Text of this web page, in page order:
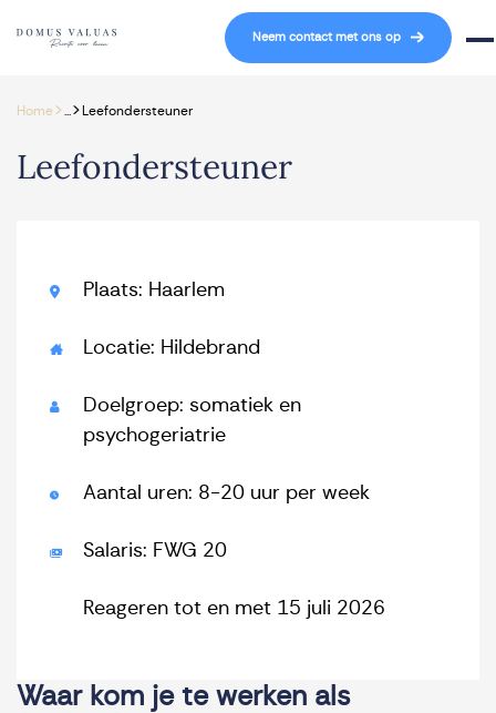
Navigatie overslaan
Neem contact met ons op
Home> > Leefondersteuner
Leefondersteuner
Plaats: Haarlem
Locatie: Hildebrand
Doelgroep: somatiek en
psychogeriatrie
Aantal uren: 8-20 uur per week
Salaris: FWG 20
Reageren tot en met 15 juli 2026
Waar kom je te werken als